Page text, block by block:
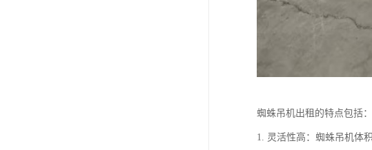
蜘蛛吊机出租的特点包括：
1. 灵活性高：蜘蛛吊机体